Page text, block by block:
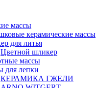
массы
керамические массы
для литья
Цветной шликер
массы
для лепки
КЕРАМИКА ГЖЕЛИ